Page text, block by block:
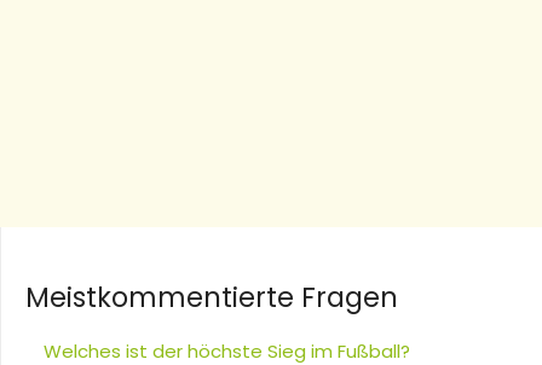
Meistkommentierte Fragen
Welches ist der höchste Sieg im Fußball?